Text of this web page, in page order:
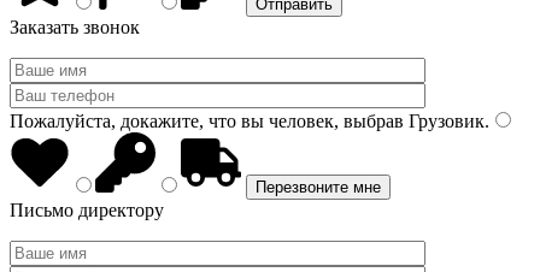
Заказать звонок
Пожалуйста, докажите, что вы человек, выбрав Грузовик.
Письмо директору